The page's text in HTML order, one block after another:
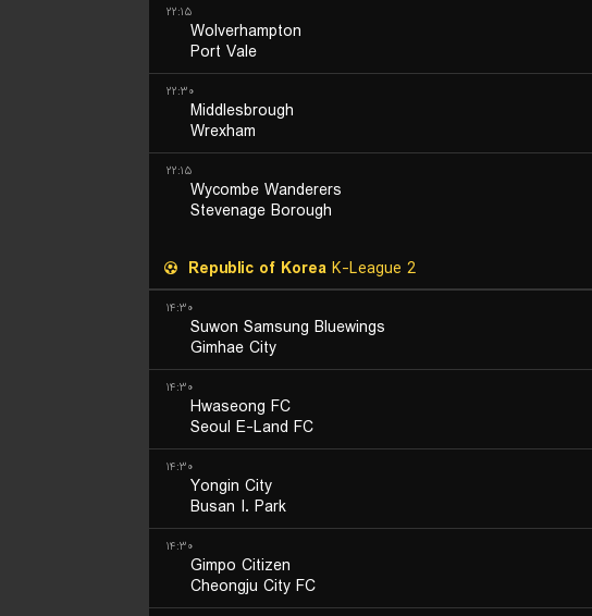
۲۲:۱۵
Wolverhampton
Port Vale
۲۲:۳۰
Middlesbrough
Wrexham
۲۲:۱۵
Wycombe Wanderers
Stevenage Borough
Republic of Korea K-League 2
۱۴:۳۰
Suwon Samsung Bluewings
Gimhae City
۱۴:۳۰
Hwaseong FC
Seoul E-Land FC
۱۴:۳۰
Yongin City
Busan I. Park
۱۴:۳۰
Gimpo Citizen
Cheongju City FC